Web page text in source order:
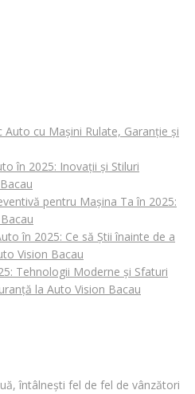
cu Mașini Rulate, Garanție și
în 2025: Inovații și Stiluri
pentru Mașina Ta în 2025:
în 2025: Ce să Știi înainte de a
Vision Bacau
Tehnologii Moderne și Sfaturi
la Auto Vision Bacau
întâlnești fel de fel de vânzători